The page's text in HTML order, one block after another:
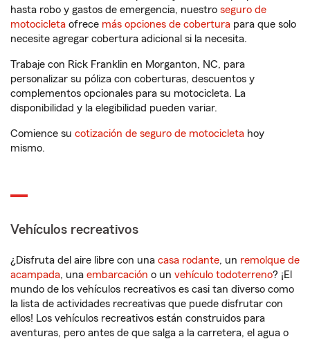
hasta robo y gastos de emergencia, nuestro seguro de
motocicleta ofrece más opciones de cobertura para que solo
necesite agregar cobertura adicional si la necesita.
Trabaje con Rick Franklin en Morganton, NC, para
personalizar su póliza con coberturas, descuentos y
complementos opcionales para su motocicleta. La
disponibilidad y la elegibilidad pueden variar.
Comience su cotización de seguro de motocicleta hoy
mismo.
Vehículos recreativos
¿Disfruta del aire libre con una casa rodante, un remolque de
acampada, una embarcación o un vehículo todoterreno? ¡El
mundo de los vehículos recreativos es casi tan diverso como
la lista de actividades recreativas que puede disfrutar con
ellos! Los vehículos recreativos están construidos para
aventuras, pero antes de que salga a la carretera, el agua o